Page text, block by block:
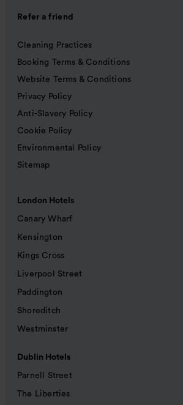
Refer a friend
Cleaning Practices
Booking Terms & Conditions
Website Terms & Conditions
Privacy Policy
Anti-Slavery Policy
Cookie Policy
Environmental Policy
Sitemap
London Hotels
Canary Wharf
Kensington
Kings Cross
Liverpool Street
Paddington
Shoreditch
Westminster
Dublin Hotels
Parnell Street
The Liberties